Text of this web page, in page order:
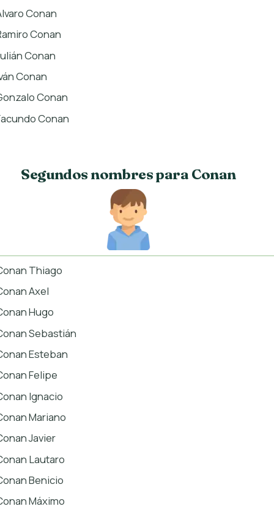
Conan
Conan
Conan
Conan
Conan
Conan
Segundos nombres para Conan
Thiago
Axel
Hugo
Sebastián
Esteban
Felipe
Ignacio
Mariano
Javier
Lautaro
Benicio
Máximo